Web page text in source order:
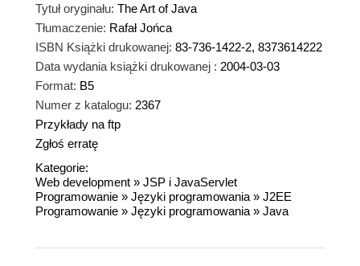
Tytuł oryginału: The Art of Java
Tłumaczenie: Rafał Jońca
ISBN Książki drukowanej: 83-736-1422-2, 8373614222
Data wydania książki drukowanej : 2004-03-03
Format: B5
Numer z katalogu: 2367
Przykłady na ftp
Zgłoś erratę
Kategorie:
Web development » JSP i JavaServlet
Programowanie » Języki programowania » J2EE
Programowanie » Języki programowania » Java